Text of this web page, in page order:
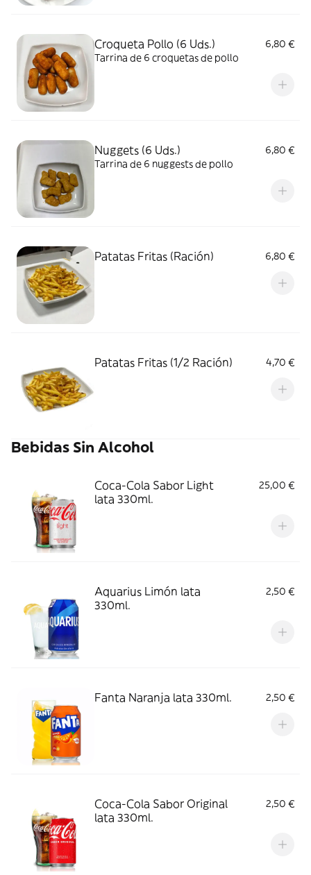
Croqueta Pollo (6 Uds.)
6,80 €
Tarrina de 6 croquetas de pollo
Nuggets (6 Uds.)
6,80 €
Tarrina de 6 nuggests de pollo
Patatas Fritas (Ración) 6,80 €
Patatas Fritas (1/2 Ración) 4,70 €
Bebidas Sin Alcohol
Coca-Cola Sabor Light
lata 330ml.
25,00 €
Aquarius Limón lata
330ml.
2,50 €
Fanta Naranja lata 330ml. 2,50 €
Coca-Cola Sabor Original
lata 330ml.
2,50 €